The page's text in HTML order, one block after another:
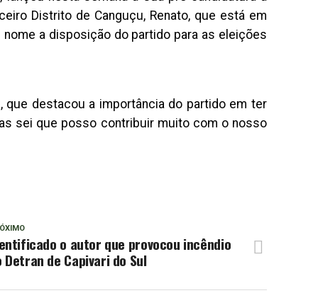
Distrito de Canguçu, Renato, que está em
a disposição do partido para as eleições
que destacou a importância do partido em ter
sei que posso contribuir muito com o nosso
o autor que provocou incêndio
Detran de Capivari do Sul